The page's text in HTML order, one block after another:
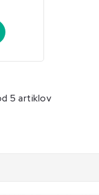
5 artiklov